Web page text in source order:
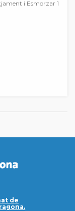
i Esmorzar 1
de